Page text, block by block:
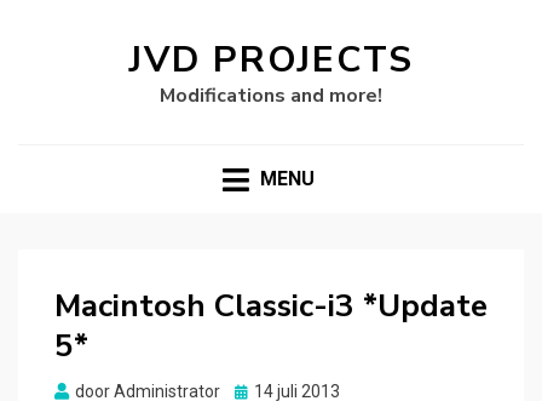
JVD PROJECTS
Modifications and more!
MENU
Macintosh Classic-i3 *Update
5*
doorAdministrator
Gepubliceerd
14 juli 2013